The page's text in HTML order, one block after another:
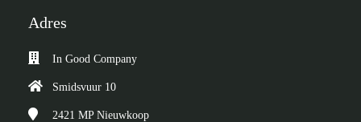
Adres
In Good Company
Smidsvuur 10
2421 MP Nieuwkoop